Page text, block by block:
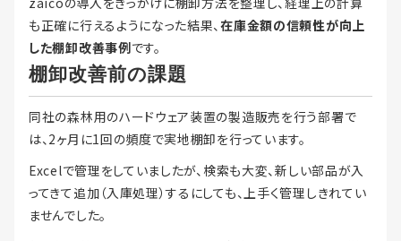
も正確に行えるようになった結果、在庫金額の信頼性が向上
した棚卸改善事例です。
棚卸改善前の課題
同社の森林用のハードウェア装置の製造販売を行う部署で
は、2ヶ月に1回の頻度で実地棚卸を行っています。
Excelで管理をしていましたが、検索も大変、新しい部品が入
ってきて追加（入庫処理）するにしても、上手く管理しきれてい
ませんでした。